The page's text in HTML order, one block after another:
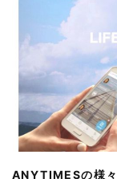
ANYTIMESの様